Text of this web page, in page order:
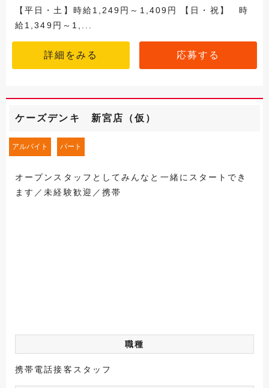
【平日・土】時給1,249円～1,409円 【日・祝】 時
給1,349円～1,...
詳細をみる 応募する
ケーズデンキ 新宮店（仮）
アルバイト パート
オープンスタッフとしてみんなと一緒にスタートでき
ます／未経験歓迎／携帯
職種
携帯電話接客スタッフ